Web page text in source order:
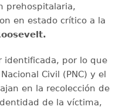
prehospitalaria,
en estado crítico a la
identificada, por lo que
Civil (PNC) y el
en la recolección de
de la víctima,